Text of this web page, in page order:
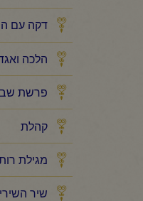
דקה עם
הלכה
פרשת
קהלת
מגילת
שיר